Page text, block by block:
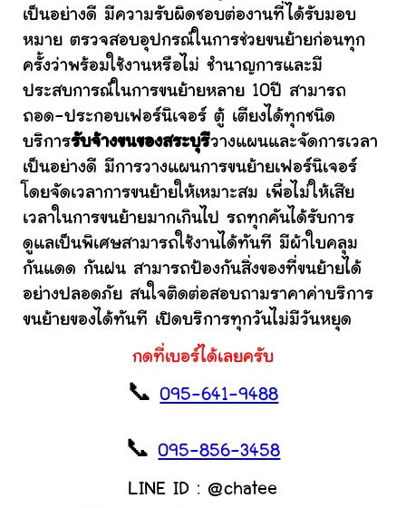
เป็นอย่างดี มีความรับผิดชอบต่องานที่ได้รับมอบ
หมาย ตรวจสอบอุปกรณ์ในการช่วยขนย้ายก่อนทุก
ครั้งว่าพร้อมใช้งานหรือไม่ ชำนาญการและมี
ประสบการณ์ในการขนย้ายหลาย 10ปี สามารถ
ถอด-ประกอบเฟอร์นิเจอร์ ตู้ เตียงได้ทุกชนิด
บริการรับจ้างขนของสระบุรีวางแผนและจัดการเวลา
เป็นอย่างดี มีการวางแผนการขนย้ายเฟอร์นิเจอร์
โดยจัดเวลาการขนย้ายให้เหมาะสม เพื่อไม่ให้เสีย
เวลาในการขนย้ายมากเกินไป รถทุกคันได้รับการ
ดูแลเป็นพิเศษสามารถใช้งานได้ทันที มีผ้าใบคลุม
กันแดด กันฝน สามารถป้องกันสิ่งของที่ขนย้ายได้
อย่างปลอดภัย สนใจติดต่อสอบถามราคาค่าบริการ
ขนย้ายของได้ทันที เปิดบริการทุกวันไม่มีวันหยุด
กดที่เบอร์ได้เลยครับ
📞095-641-9488
📞095-856-3458
LINE ID : @chatee